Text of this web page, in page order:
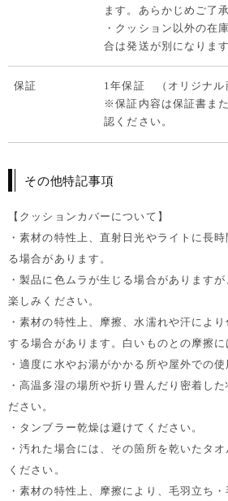
ます。あらかじめご了
・クッション以外の在
合は発送が別になりま
保証
1年保証 （オリジナル
※保証内容は保証書ま
認ください。
その他特記事項
【クッションカバーについて】
・素材の特性上、直射日光やライトに長
る場合があります。
・製品に色ムラが生じる場合があります
楽しみください。
・素材の特性上、摩擦、水濡れや汗によ
する場合があります。白いものとの摩擦に
・適度に水やお湯がかかる所や屋外での使
・高温多湿の場所や折り畳んだり密着し
ださい。
・タンブラー乾燥は避けてください。
・汚れた場合には、その箇所を乾いたタ
ください。
・素材の特性上、摩擦により、毛羽立ち